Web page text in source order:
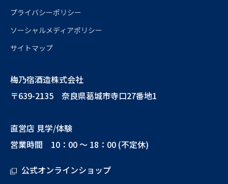
プライバシーポリシー
ソーシャルメディアポリシー
サイトマップ
梅乃宿酒造株式会社
〒639-2135 奈良県葛城市寺口27番地1
直営店 見学/体験
営業時間 10：00 ～ 18：00 (不定休)
公式オンラインショップ